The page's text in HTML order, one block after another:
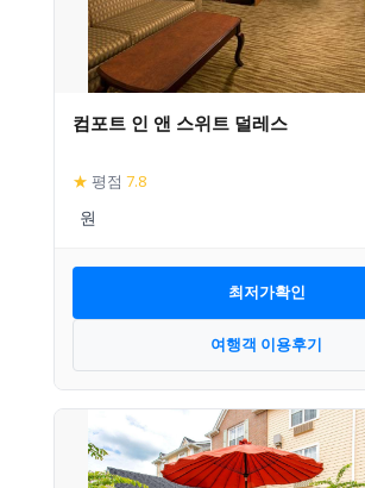
컴포트 인 앤 스위트 덜레스
★ 평점 7.8
최저가확인
여행객 이용후기